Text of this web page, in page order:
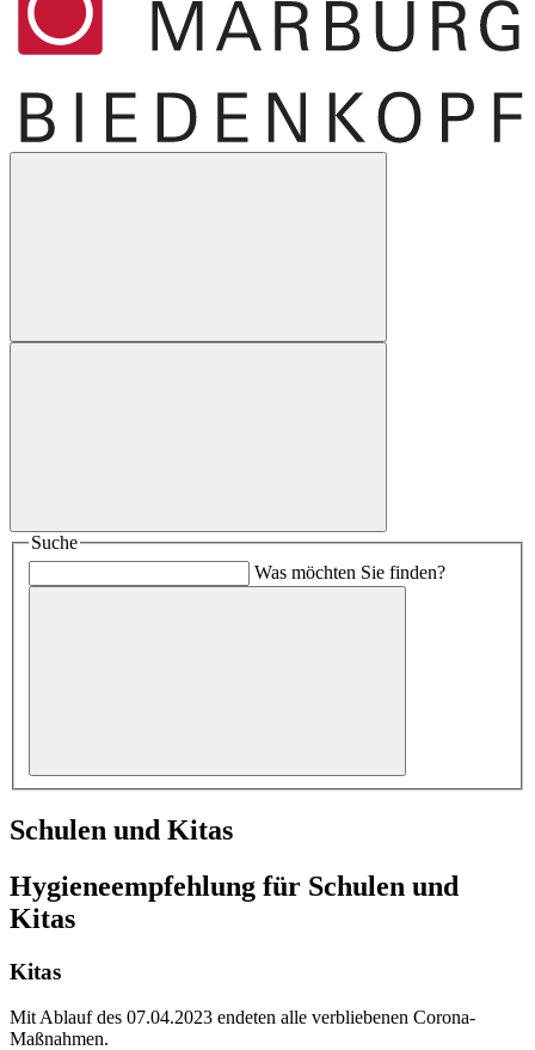
Suche
Was möchten Sie finden?
Schulen und Kitas
Hygieneempfehlung für Schulen und
Kitas
Kitas
Mit Ablauf des 07.04.2023 endeten alle verbliebenen Corona-
Maßnahmen.